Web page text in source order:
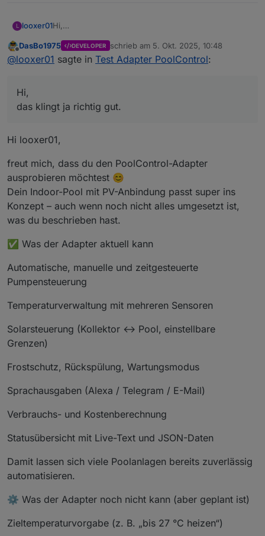
L looxer01Hi,
Ich habe einen indoor pool. Allerdings habe ich aus
Wartungründen kein Wasser im Pool. Im Frühjahr soll
Beckeninhalt ca 50 m3-
Pooltemp Messung über ioBroker Sennsoren
Solaranlage, bei Überschuss soll die Pumpe
loslegen)
mindestlaufzeitdauer der Pumpe
wird er mir noch nicht angeboten. Installation mit
Offline
DasBo1975 DEVELOPER schrieb am 5. Okt. 2025, 10:48
zuletzt editiert von
@looxer01 sagte in Test Adapter PoolControl:
Hi,
das klingt ja richtig gut.
Hi looxer01,
freut mich, dass du den PoolControl-Adapter
ausprobieren möchtest 😊
Dein Indoor-Pool mit PV-Anbindung passt super ins
Konzept – auch wenn noch nicht alles umgesetzt ist,
was du beschrieben hast.
✅ Was der Adapter aktuell kann
Automatische, manuelle und zeitgesteuerte
Pumpensteuerung
Temperaturverwaltung mit mehreren Sensoren
Solarsteuerung (Kollektor ↔ Pool, einstellbare
Grenzen)
Frostschutz, Rückspülung, Wartungsmodus
Sprachausgaben (Alexa / Telegram / E-Mail)
Verbrauchs- und Kostenberechnung
Statusübersicht mit Live-Text und JSON-Daten
Damit lassen sich viele Poolanlagen bereits zuverlässig
automatisieren.
⚙️ Was der Adapter noch nicht kann (aber geplant ist)
Zieltemperaturvorgabe (z. B. „bis 27 °C heizen“)